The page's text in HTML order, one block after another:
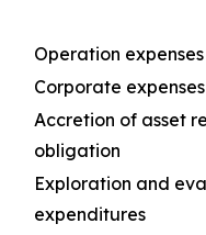
Operation expenses
Corporate expenses
Accretion of asset
obligation
Exploration and
expenditures